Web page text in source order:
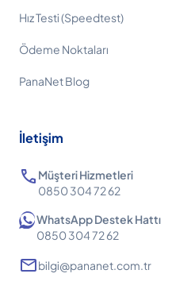
Hız Testi (Speedtest)
Ödeme Noktaları
PanaNet Blog
İletişim
call Müşteri Hizmetleri
0850 304 72 62
WhatsApp Destek Hattı
0850 304 72 62
mailbilgi@pananet.com.tr